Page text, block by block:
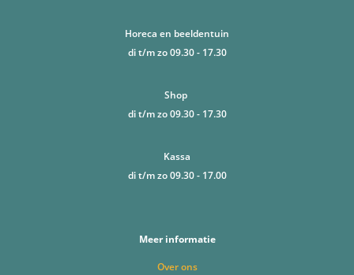
Horeca en beeldentuin
di t/m zo 09.30 - 17.30
Shop
di t/m zo 09.30 - 17.30
Kassa
di t/m zo 09.30 - 17.00
Meer informatie
Over ons